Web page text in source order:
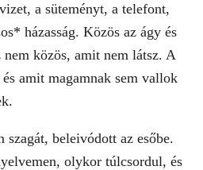
a süteményt, a telefont,
házasság. Közös az ágy és
közös, amit nem látsz. A
amit magamnak sem vallok
szagát, beleivódott az esőbe.
olykor túlcsordul, és